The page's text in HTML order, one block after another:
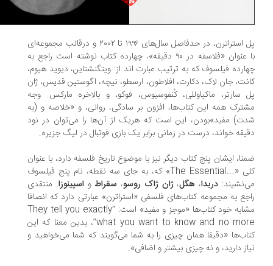
پل استراترن، در حدفاصل سال‌های ۱۹۹۶ تا ۲۰۰۲ و درقالب مجموعه‌ای
با عنوان «فلاسفه در ۹۰ دقیقه»، چهارده کتاب نوشته است راجع به
فیلسوف که به ترتیب عبارت اند از: ویتگنشتاین، دیوید هیوم،
جان لاک، دکارت، افلاطون، ارسطو، نیچه، آگوستین قدیس، ژان
سارتر، ماکیاوللی، کُنفوسیوس، فوکو، و بالاخره مارکس. وجه
همه این کتاب‌ها، افزون بر سادگی، روانی، و «خلاصه و (به
مفید»بودن، این است که هریک از آن‌ها را می‌توان در نود
خواند، درست در زمانی برابر یک بازی فوتبال در لیگ جزیره.
ایشان پنج کتاب دیگر نیز با موضوع تاریخ فلسفه دارد، با عنوان
کلی «…The Essential» که، به جای سه نقطه، نام پنج فیلسوف
دریدا، هگل، ژان ژاک روسو، سقراطواسپینوزا. منتقدی
به مجموعه کتاب‌های فلسفی «استراترن» عبارتی دارد که انصافا
مشابه خود کتاب‌ها «موجز و مفید» است: ”They tell you exactly
what you want to know and no more“، بدین معنا که این
«دقیقا همان چیزی را به شما می‌گویند که شما می‌خواهید و
دارید، و نه چیزی بیشتر و اضافی».